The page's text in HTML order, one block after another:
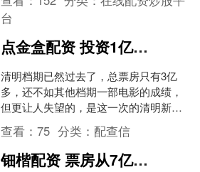
成全新升....
台
点金盒配资 投资1亿，筹备8年，“双顶流”新片惨败出局
清明档期已然过去了，总票房只有3亿
多，还不如其他档期一部电影的成绩，
但更让人失望的，是这一次的清明新片
中，还找不到一部电影过亿的。 老编也
是很纳闷，难道说大家都....
查看：75 分类：配查信
钿楷配资 票房从7亿到22亿，王宝强新电影来袭，我感慨：他是真听劝